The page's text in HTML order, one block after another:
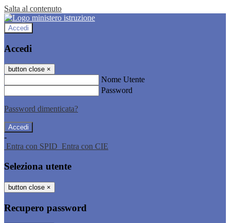
Salta al contenuto
Accedi
Accedi
button close ×
Nome Utente
Password
Password dimenticata?
-
Entra con SPID Entra con CIE
Seleziona utente
button close ×
Recupero password